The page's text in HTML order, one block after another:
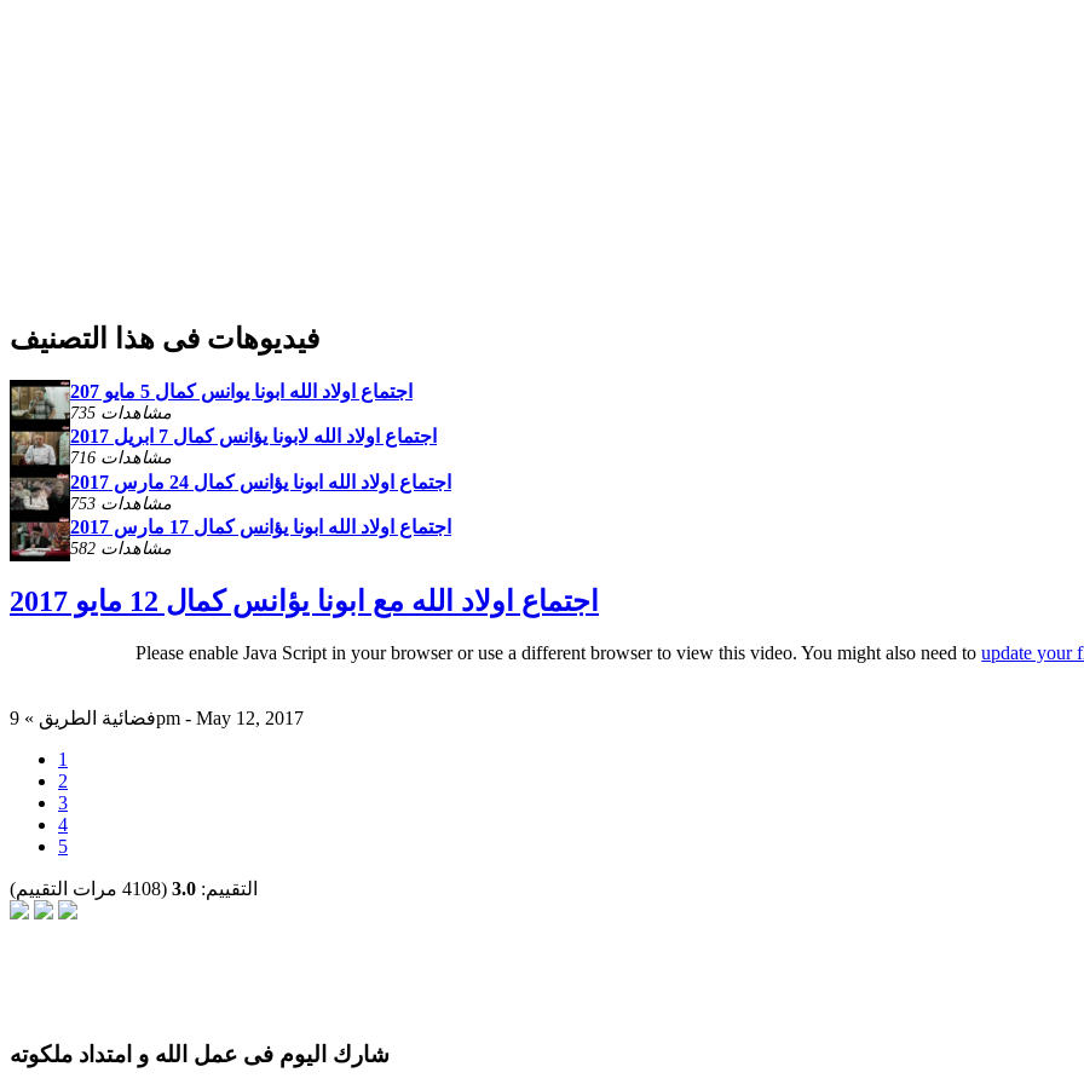
فيديوهات فى هذا التصنيف
اجتماع اولاد الله ابونا يوانس كمال 5 مايو 207
735 مشاهدات
اجتماع اولاد الله لابونا يؤانس كمال 7 ابريل 2017
716 مشاهدات
اجتماع اولاد الله ابونا يؤانس كمال 24 مارس 2017
753 مشاهدات
اجتماع اولاد الله ابونا يؤانس كمال 17 مارس 2017
582 مشاهدات
اجتماع اولاد الله مع ابونا يؤانس كمال 12 مايو 2017
Please enable Java Script in your browser or use a different browser to view this video. You might also need toupdate your
فضائية الطريق » 9pm - May 12, 2017
1
2
3
4
5
التقييم: 3.0 (4108 مرات التقييم)
شارك اليوم فى عمل الله و امتداد ملكوته